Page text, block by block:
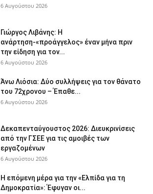
6 Αυγούστου 2026
Γιώργος Λιβάνης: Η
ανάρτηση-«προάγγελος» έναν μήνα πριν
την είδηση για τον...
6 Αυγούστου 2026
Άνω Λιόσια: Δύο συλλήψεις για τον θάνατο
του 72χρονου – Έπαθε...
6 Αυγούστου 2026
Δεκαπενταύγουστος 2026: Διευκρινίσεις
από την ΓΣΕΕ για τις αμοιβές των
εργαζομένων
6 Αυγούστου 2026
Η επόμενη μέρα για την «Ελπίδα για τη
Δημοκρατία»: Έφυγαν οι...